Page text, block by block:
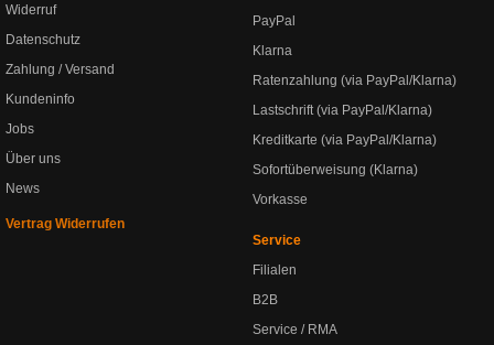
Widerruf
Datenschutz
Zahlung / Versand
Kundeninfo
Jobs
Über uns
News
Vertrag Widerrufen
PayPal
Klarna
Ratenzahlung (via PayPal/Klarna)
Lastschrift (via PayPal/Klarna)
Kreditkarte (via PayPal/Klarna)
Sofortüberweisung (Klarna)
Vorkasse
Service
Filialen
B2B
Service / RMA